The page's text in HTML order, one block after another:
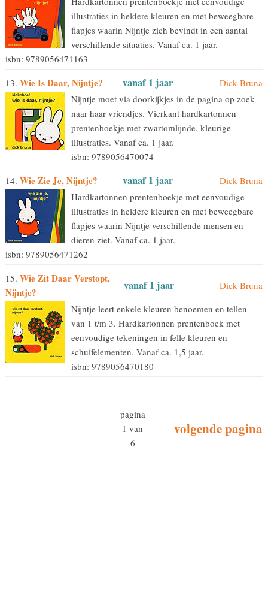
illustraties in heldere kleuren en met beweegbare
flapjes waarin Nijntje zich bevindt in een aantal
verschillende situaties. Vanaf ca. 1 jaar.
isbn: 9789056471163
13. Wie Is Daar, Nijntje? vanaf 1 jaar
Dick Bruna
Nijntje moet via doorkijkjes in de pagina op zoek
naar haar vriendjes. Vierkant hardkartonnen
prentenboekje met zwartomlijnde, kleurige
illustraties. Vanaf ca. 1 jaar.
isbn: 9789056470074
14. Wie Zie Je, Nijntje? vanaf 1 jaar
Dick Bruna
Hardkartonnen prentenboekje met eenvoudige
illustraties in heldere kleuren en met beweegbare
flapjes waarin Nijntje verschillende mensen en
dieren ziet. Vanaf ca. 1 jaar.
isbn: 9789056471262
15. Wie Zit Daar Verstopt,
Nijntje?
vanaf 1 jaar
Dick Bruna
Nijntje leert enkele kleuren benoemen en tellen
van 1 t/m 3. Hardkartonnen prentenboek met
eenvoudige tekeningen in felle kleuren en
schuifelementen. Vanaf ca. 1,5 jaar.
isbn: 9789056470180
pagina
1 van
6
volgende pagina